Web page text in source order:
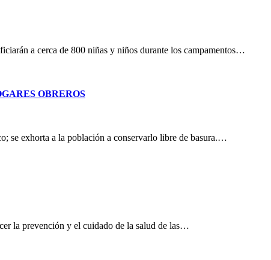
a cerca de 800 niñas y niños durante los campamentos…
OBREROS
se exhorta a la población a conservarlo libre de basura.…
la prevención y el cuidado de la salud de las…